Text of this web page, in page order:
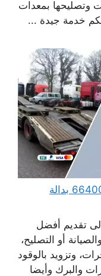
وتصليحها بمعدات
لكم خدمة جيدة ...
ونش كرين سطحة ام الهيمان 66400336 بدالة
تقديم أفضل
أو التصليح،
وتزويد بالوقود
والبرك وأيضا